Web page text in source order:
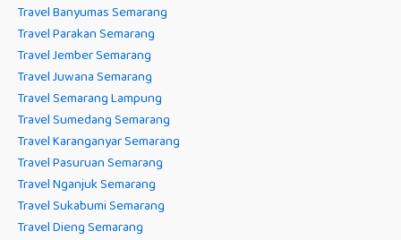
Travel Banyumas Semarang
Travel Parakan Semarang
Travel Jember Semarang
Travel Juwana Semarang
Travel Semarang Lampung
Travel Sumedang Semarang
Travel Karanganyar Semarang
Travel Pasuruan Semarang
Travel Nganjuk Semarang
Travel Sukabumi Semarang
Travel Dieng Semarang